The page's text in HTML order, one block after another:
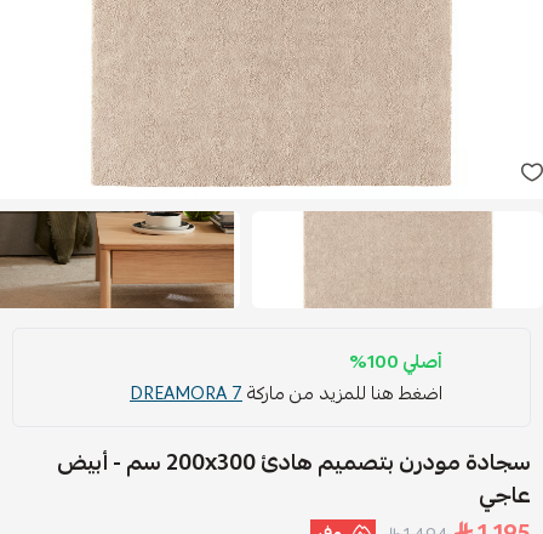
أصلي 100%
اضغط هنا للمزيد من ماركةDREAMORA 7
سجادة مودرن بتصميم هادئ ‎200x300 سم‏ - أبيض
عاجي